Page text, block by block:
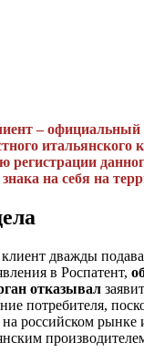
– официальный
итальянского
регистрации
знака на себя на
дважды
в Роспатент,
отказывал
потребителя,
российском рынке